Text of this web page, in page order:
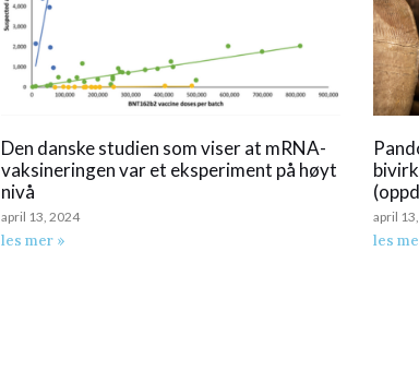
Den danske studien som viser at mRNA-
vaksineringen var et eksperiment på høyt
nivå
april 13, 2024
les mer »
april
les